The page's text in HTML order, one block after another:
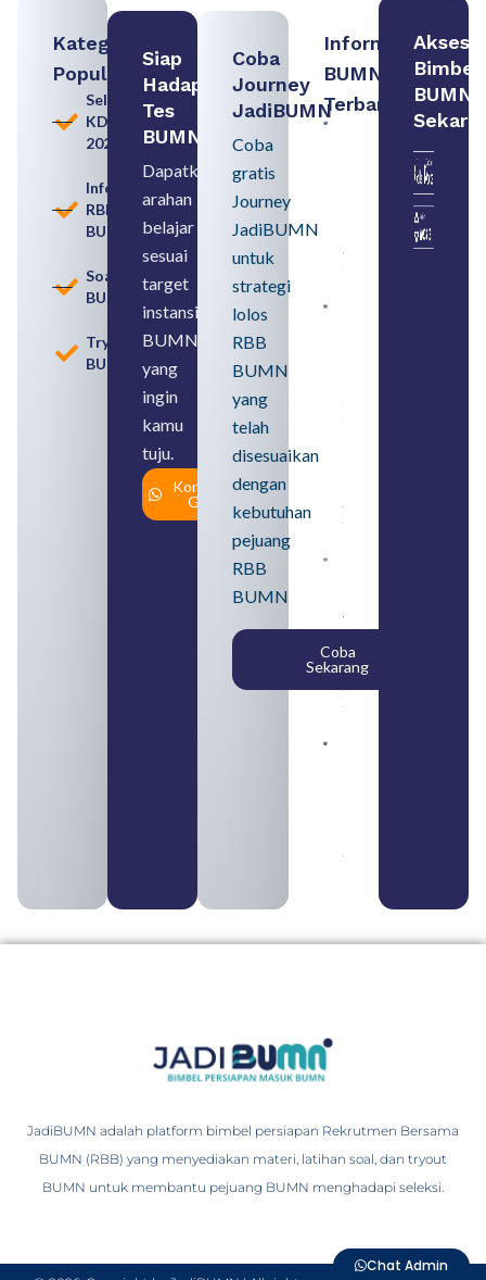
Kategori
Populer
Seleksi
KDKMP
2026
Informasi
RBB
BUMN
Soal
BUMN
Tryout
BUMN
Siap
Hadapi
Tes
BUMN
Dapatkan
arahan
belajar
sesuai
target
instansi
BUMN
yang
ingin
kamu
tuju.
Konsultasi
Gratis
Coba
Journey
JadiBUMN
Coba
gratis
Journey
JadiBUMN
untuk
strategi
lolos
RBB
BUMN
yang
telah
disesuaikan
dengan
kebutuhan
pejuang
RBB
BUMN
Coba
Sekarang
Informasi
BUMN
Terbaru:
Pengertian,
Perbedaan,
serta Jenis
August 6,
2026
SMA
Syarat,
August 5,
2026
yang
Tergabung
dalam
Himbara
August 4,
2026
August 3, 2026
Akses
Bimbel
BUMN
JadiBUMN adalah platform bimbel persiapan Rekrutmen Bersama
BUMN (RBB) yang menyediakan materi, latihan soal, dan tryout
BUMN untuk membantu pejuang BUMN menghadapi seleksi.
Chat Admin